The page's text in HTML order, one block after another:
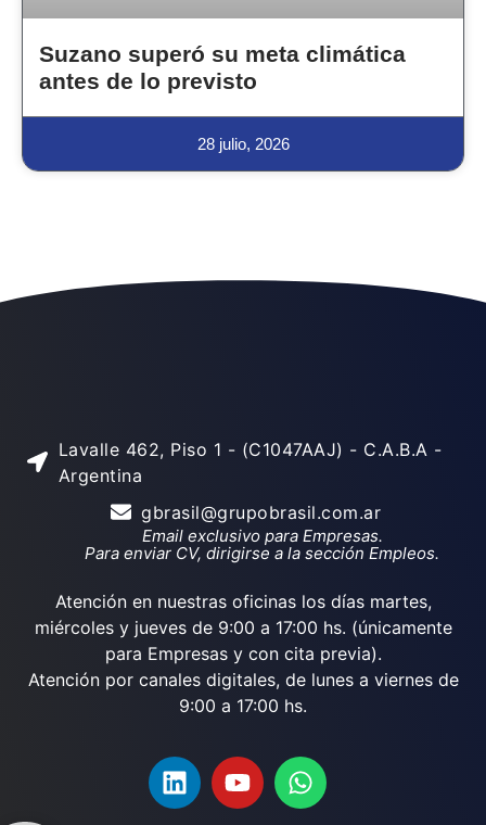
Suzano superó su meta climática
antes de lo previsto
28 julio, 2026
Lavalle 462, Piso 1 - (C1047AAJ) - C.A.B.A -
Argentina
gbrasil@grupobrasil.com.ar
Email exclusivo para Empresas.
Para enviar CV, dirigirse a la sección Empleos.
Atención en nuestras oficinas los días martes,
miércoles y jueves de 9:00 a 17:00 hs. (únicamente
para Empresas y con cita previa).
Atención por canales digitales, de lunes a viernes de
9:00 a 17:00 hs.